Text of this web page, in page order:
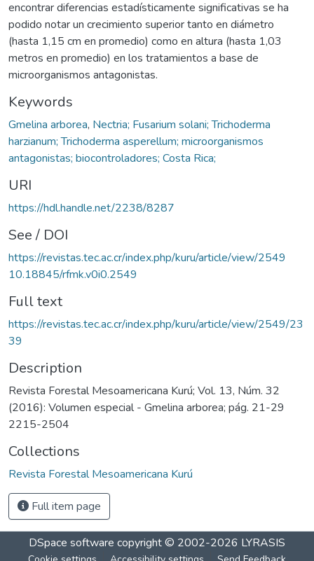
encontrar diferencias estadísticamente significativas se ha
podido notar un crecimiento superior tanto en diámetro
(hasta 1,15 cm en promedio) como en altura (hasta 1,03
metros en promedio) en los tratamientos a base de
microorganismos antagonistas.
Keywords
Gmelina arborea, Nectria; Fusarium solani; Trichoderma
harzianum; Trichoderma asperellum; microorganismos
antagonistas; biocontroladores; Costa Rica;
URI
https://hdl.handle.net/2238/8287
See / DOI
https://revistas.tec.ac.cr/index.php/kuru/article/view/2549
10.18845/rfmk.v0i0.2549
Full text
https://revistas.tec.ac.cr/index.php/kuru/article/view/2549/23
39
Description
Revista Forestal Mesoamericana Kurú; Vol. 13, Núm. 32
(2016): Volumen especial - Gmelina arborea; pág. 21-29
2215-2504
Collections
Revista Forestal Mesoamericana Kurú
Full item page
DSpace software copyright © 2002-2026 LYRASIS